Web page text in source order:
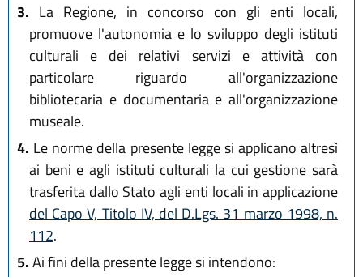
3. La Regione, in concorso con gli enti locali,
promuove l'autonomia e lo sviluppo degli istituti
culturali e dei relativi servizi e attività con
particolare riguardo all'organizzazione
bibliotecaria e documentaria e all'organizzazione
museale.
4. Le norme della presente legge si applicano altresì
ai beni e agli istituti culturali la cui gestione sarà
trasferita dallo Stato agli enti locali in applicazione
del Capo V, Titolo IV, del D.Lgs. 31 marzo 1998, n.
112.
5.Ai fini della presente legge si intendono: